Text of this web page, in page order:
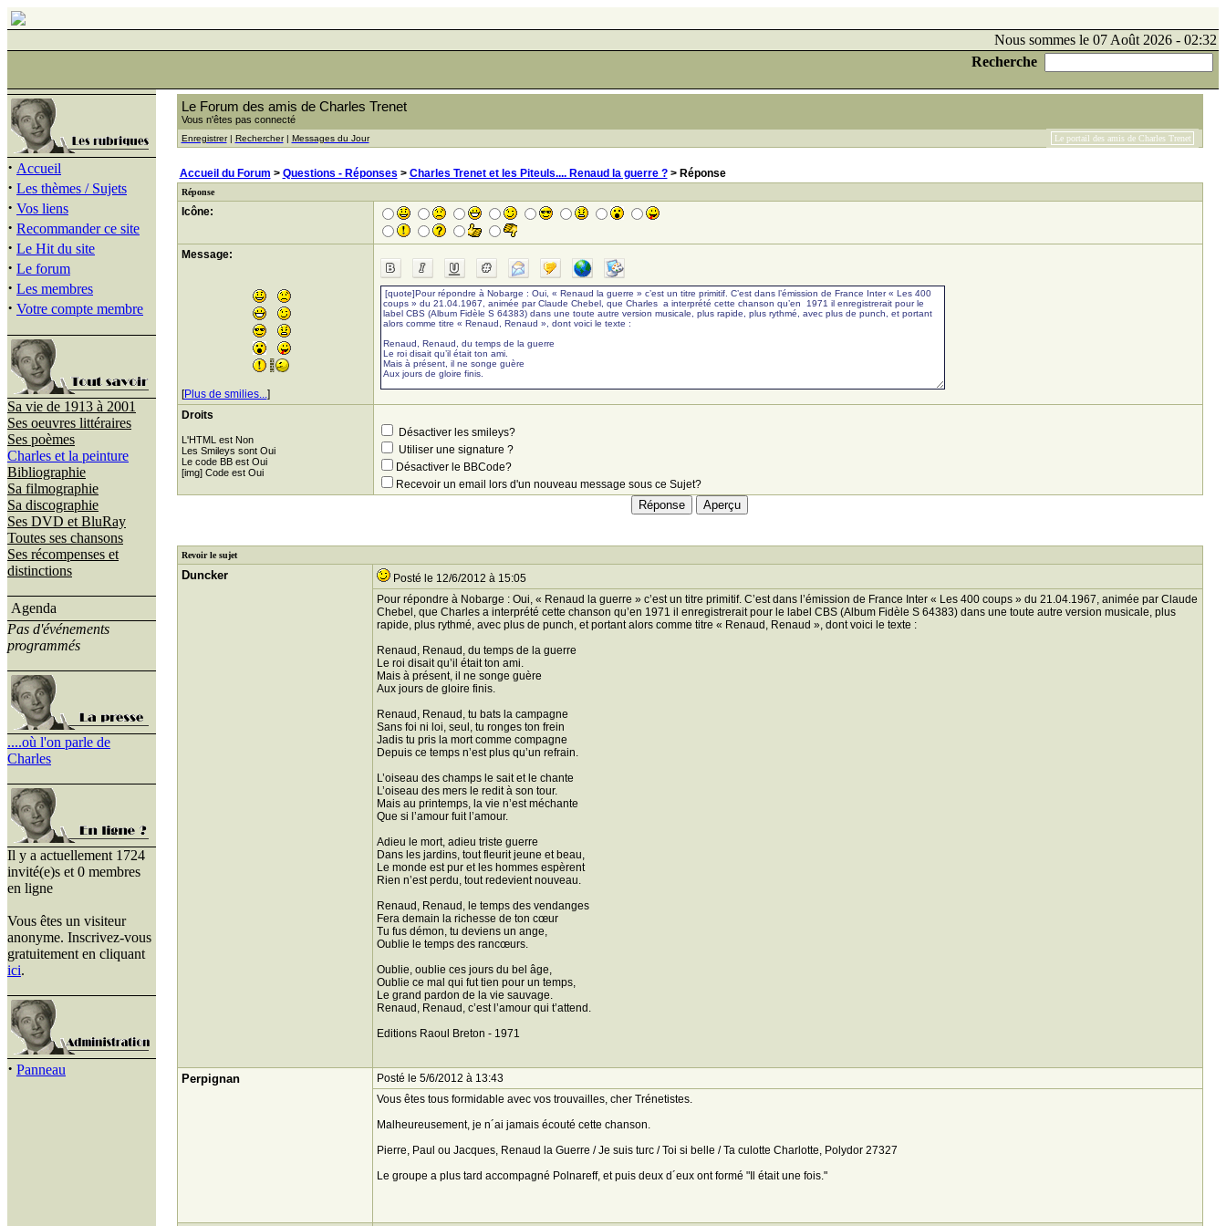
Nous sommes le 07 Août 2026 - 02:32
Recherche
· Accueil
· Les thèmes / Sujets
· Vos liens
· Recommander ce site
· Le Hit du site
· Le forum
· Les membres
· Votre compte membre
Sa vie de 1913 à 2001
Ses oeuvres littéraires
Ses poèmes
Charles et la peinture
Bibliographie
Sa filmographie
Sa discographie
Ses DVD et BluRay
Toutes ses chansons
Ses récompenses et
distinctions
Agenda
Pas d'événements
programmés
....où l'on parle de
Charles
Il y a actuellement 1724
invité(e)s et 0 membres
en ligne
Vous êtes un visiteur
anonyme. Inscrivez-vous
gratuitement en cliquant
ici.
· Panneau
Le Forum des amis de Charles Trenet
Vous n'êtes pas connecté
Enregistrer| Rechercher| Messages du Jour Le portail des amis de Charles Trenet
Accueil du Forum > Questions - Réponses > Charles Trenet et les Piteuls.... Renaud la guerre ?> Réponse
Réponse
Icône:
Message:
[Plus de smilies...]
Droits
L'HTML est Non
Les Smileys sont Oui
Le code BB est Oui
[img] Code est Oui
Désactiver les smileys?
Utiliser une signature ?
Désactiver le BBCode?
Recevoir un email lors d'un nouveau message sous ce Sujet?
Revoir le sujet
Duncker
Posté le 12/6/2012 à 15:05
Pour répondre à Nobarge : Oui, « Renaud la guerre » c’est un titre primitif. C’est dans l’émission de France Inter « Les 400 coups » du 21.04.1967, animée par Claude
Chebel, que Charles a interprété cette chanson qu’en 1971 il enregistrerait pour le label CBS (Album Fidèle S 64383) dans une toute autre version musicale, plus
rapide, plus rythmé, avec plus de punch, et portant alors comme titre « Renaud, Renaud », dont voici le texte :
Renaud, Renaud, du temps de la guerre
Le roi disait qu’il était ton ami.
Mais à présent, il ne songe guère
Aux jours de gloire finis.
Renaud, Renaud, tu bats la campagne
Sans foi ni loi, seul, tu ronges ton frein
Jadis tu pris la mort comme compagne
Depuis ce temps n’est plus qu’un refrain.
L’oiseau des champs le sait et le chante
L’oiseau des mers le redit à son tour.
Mais au printemps, la vie n’est méchante
Que si l’amour fuit l’amour.
Adieu le mort, adieu triste guerre
Dans les jardins, tout fleurit jeune et beau,
Le monde est pur et les hommes espèrent
Rien n’est perdu, tout redevient nouveau.
Renaud, Renaud, le temps des vendanges
Fera demain la richesse de ton cœur
Tu fus démon, tu deviens un ange,
Oublie le temps des rancœurs.
Oublie, oublie ces jours du bel âge,
Oublie ce mal qui fut tien pour un temps,
Le grand pardon de la vie sauvage.
Renaud, Renaud, c’est l’amour qui t’attend.
Editions Raoul Breton - 1971
Perpignan
Posté le 5/6/2012 à 13:43
Vous êtes tous formidable avec vos trouvailles, cher Trénetistes.
Malheureusement, je n´ai jamais écouté cette chanson.
Pierre, Paul ou Jacques, Renaud la Guerre / Je suis turc / Toi si belle / Ta culotte Charlotte, Polydor 27327
Le groupe a plus tard accompagné Polnareff, et puis deux d´eux ont formé "Il était une fois."